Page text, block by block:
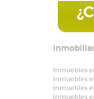
Inmuebles
Inmuebles
Inmuebles
Inmuebles